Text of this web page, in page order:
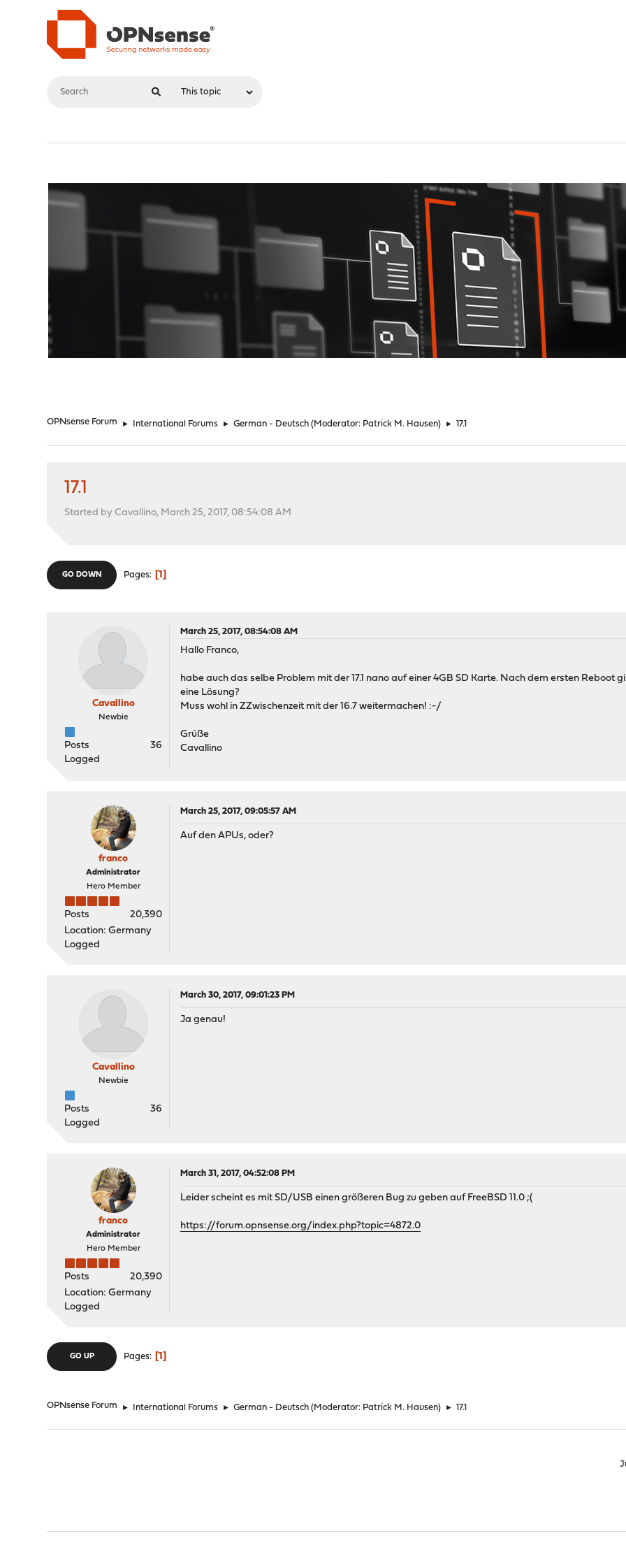
OPNsense Forum ► International Forums ► German - Deutsch (Moderator: Patrick M. Hausen) ► 17.1
17.1
Started by Cavallino, March 25, 2017, 08:54:08 AM
GO DOWN Pages 1
Cavallino
Newbie
Posts
36
Logged
March 25, 2017, 08:54:08 AM
Hallo Franco,
habe auch das selbe Problem mit der 17.1 nano auf einer 4GB SD Karte. Nach dem ersten Reboot
eine Lösung?
Muss wohl in ZZwischenzeit mit der 16.7 weitermachen! :-/
Grüße
Cavallino
franco
Administrator
Hero Member
Posts
20,390
Location: Germany
Logged
March 25, 2017, 09:05:57 AM
Auf den APUs, oder?
Cavallino
Newbie
Posts
36
Logged
March 30, 2017, 09:01:23 PM
Ja genau!
franco
Administrator
Hero Member
Posts
20,390
Location: Germany
Logged
March 31, 2017, 04:52:08 PM
Leider scheint es mit SD/USB einen größeren Bug zu geben auf FreeBSD 11.0 ;(
https://forum.opnsense.org/index.php?topic=4872.0
GO UP Pages 1
OPNsense Forum ► International Forums ► German - Deutsch (Moderator: Patrick M. Hausen) ► 17.1